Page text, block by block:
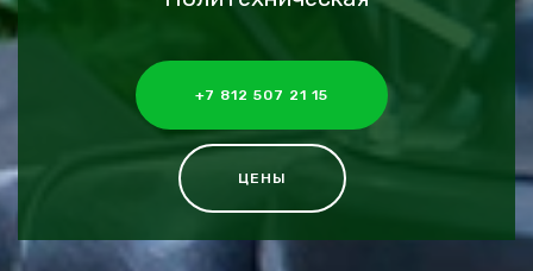
+7 812 507 21 15
ЦЕНЫ